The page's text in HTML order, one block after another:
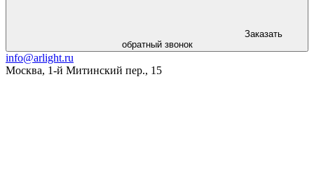
Заказать
обратный звонок
info@arlight.ru
Москва, 1-й Митинский пер., 15